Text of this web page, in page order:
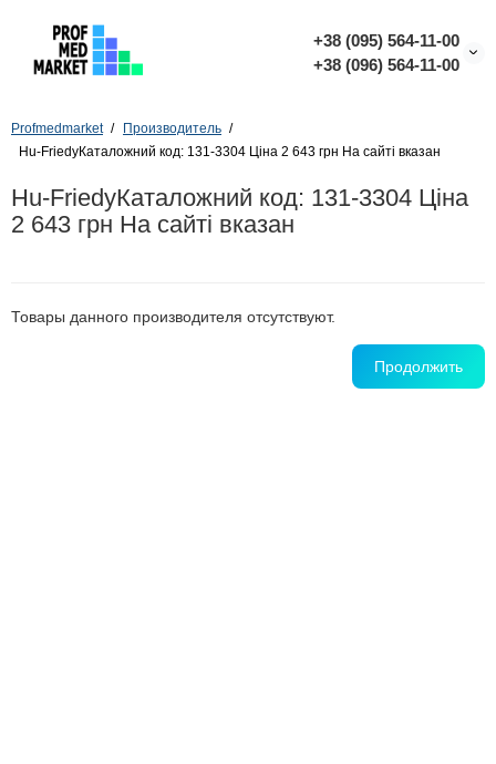
+38 (095) 564-11-00
+38 (096) 564-11-00
Profmedmarket
Производитель
Hu-FriedyКаталожний код: 131-3304 Ціна 2 643 грн На сайті вказан
Hu-FriedyКаталожний код: 131-3304 Ціна
2 643 грн На сайті вказан
Товары данного производителя отсутствуют.
Продолжить